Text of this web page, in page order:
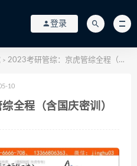
登录
> 2023考研管综：京虎管综全程（含国庆密训） 百度网盘(68.18G)
10
全程（含国庆密训）